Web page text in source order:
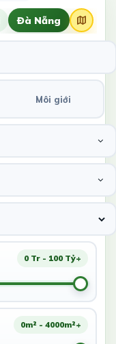
Đà Nẵng
Môi giới
0 Tr - 100 Tỷ+
0m² - 4000m²+